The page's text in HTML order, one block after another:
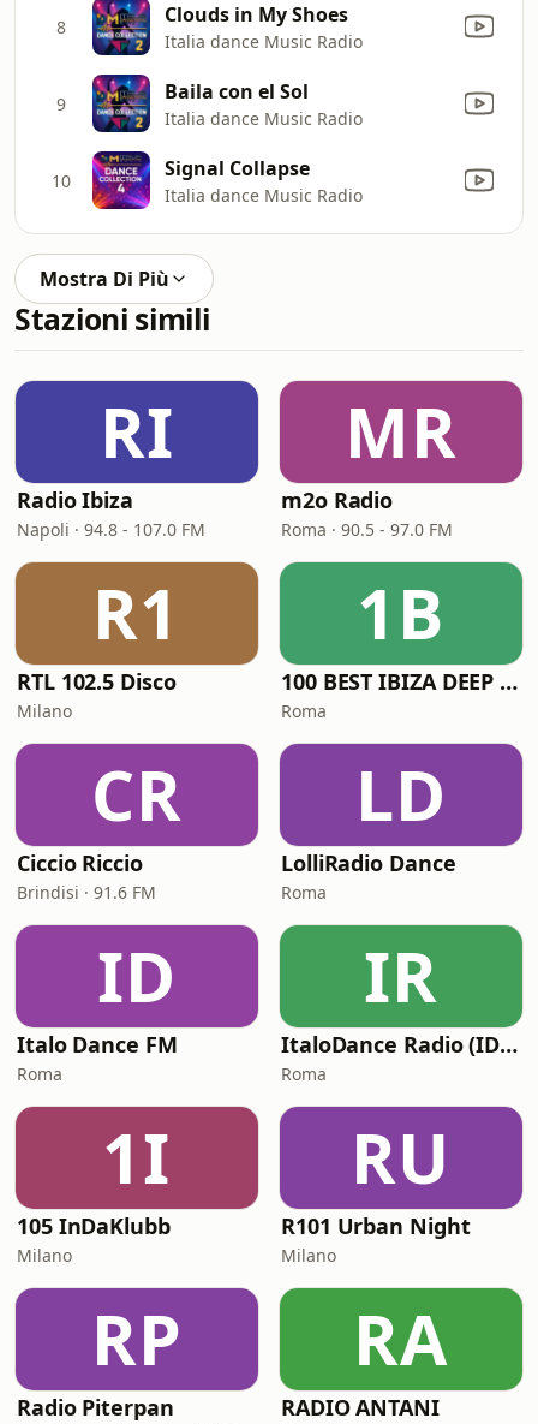
8 Clouds in My Shoes
Italia dance Music Radio
9 Baila con el Sol
Italia dance Music Radio
10 Signal Collapse
Italia dance Music Radio
Mostra Di Più
Stazioni simili
RI
Radio Ibiza
Napoli · 94.8 - 107.0 FM
MR
m2o Radio
Roma · 90.5 - 97.0 FM
R1
RTL 102.5 Disco
Milano
1B
100 BEST IBIZA DEEP HOUSE
Roma
CR
Ciccio Riccio
Brindisi · 91.6 FM
LD
LolliRadio Dance
Roma
ID
Italo Dance FM
Roma
IR
ItaloDance Radio (IDN – Italian Dance Network)
Roma
1I
105 InDaKlubb
Milano
RU
R101 Urban Night
Milano
RP
Radio Piterpan
RA
RADIO ANTANI